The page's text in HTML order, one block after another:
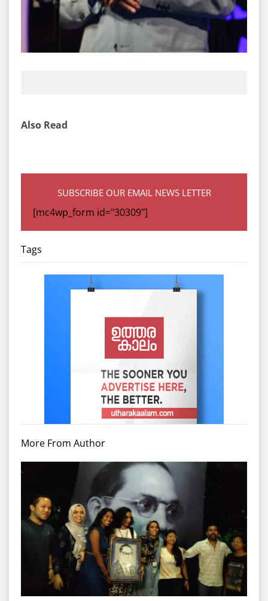
Also Read
SUBSCRIBE OUR EMAIL NEWS LETTER
[mc4wp_form id="30309"]
Tags
More From Author